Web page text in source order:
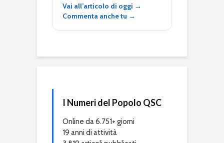
Vai all’articolo di oggi →
Commenta anche tu →
I Numeri del Popolo QSC
Online da 6.751+ giorni
19 anni di attività